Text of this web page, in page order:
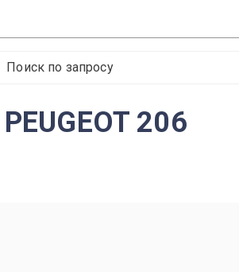
Поиск по запросу
206